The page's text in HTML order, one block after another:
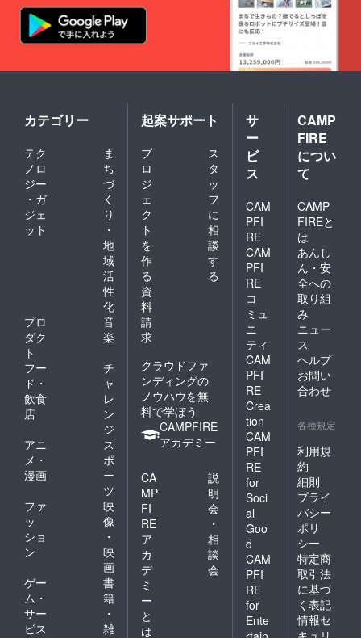
カテゴリー
テク
ノロ
ジー
・ガ
ジェ
ット
ま
ち
づ
く
り
・
地
域
活
性
化
プロ
ダク
ト
音
楽
フー
ド・
飲食
店
チ
ャ
レ
ン
ジ
アニ
メ・
漫画
ス
ポ
ー
ツ
ファ
ッ
ショ
ン
映
像
・
映
画
ゲー
ム・
サー
ビス
書
籍
・
雑
起案サポート
プ
ロ
ジ
ェ
ク
ト
を
作
る
ス
タ
ッ
フ
に
相
談
す
る
資
料
請
求
クラウドファ
ンディングの
ノウハウを無
料で学ぼう
CAMPFIRE
アカデミー
CA
MP
FI
RE
ア
カ
デ
ミ
ー
と
は
説
明
会
・
相
談
会
サ
ー
ビ
ス
CAM
PFI
RE
CAM
PFI
RE
コ
ミュ
ニ
ティ
CAM
PFI
RE
Crea
tion
CAM
PFI
RE
for
Soci
al
Goo
d
CAM
PFI
RE
for
Ente
CAMP
FIRE
につい
て
CAMP
FIREと
は
あんし
ん・安
全への
取り組
み
ニュー
ス
ヘルプ
お問い
合わせ
各種規定
利用規
約
細則
プライ
バシー
ポリ
シー
特定商
取引法
に基づ
く表記
情報セ